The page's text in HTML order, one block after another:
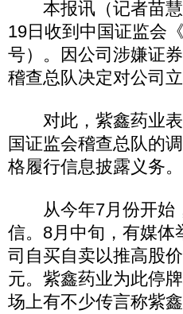
本报讯（记者苗慧
19日收到中国证监会
号）。因公司涉嫌证
稽查总队决定对公司立
对此，紫鑫药业表
国证监会稽查总队的
格履行信息披露义务。
从今年7月份开始，
信。8月中旬，有媒体
司自买自卖以推高股
元。紫鑫药业为此停
场上有不少传言称紫